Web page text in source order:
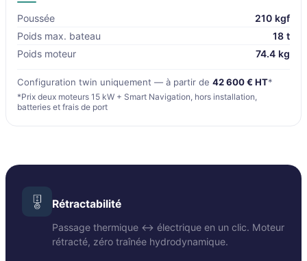
Poussée
210 kgf
Poids max. bateau
18 t
Poids moteur
74.4 kg
Configuration twin uniquement — à partir de 42 600 € HT*
*Prix deux moteurs 15 kW + Smart Navigation, hors installation,
batteries et frais de port
Rétractabilité
Passage thermique ↔ électrique en un clic. Moteur
rétracté, zéro traînée hydrodynamique.